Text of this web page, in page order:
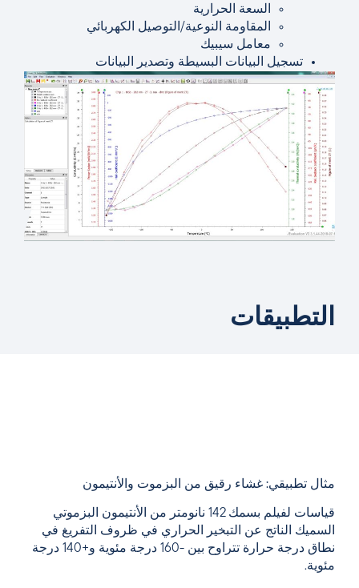
السعة الحرارية
المقاومة النوعية/التوصيل الكهربائي
معامل سيبيك
تسجيل البيانات البسيطة وتصدير البيانات
التطبيقات
مثال تطبيقي: غشاء رقيق من البزموت والأنتيمون
قياسات لفيلم بسمك 142 نانومتر من الأنتيمون البزموتي
السميك الناتج عن التبخير الحراري في ظروف التفريغ في
نطاق درجة حرارة تتراوح بين -160 درجة مئوية و+140 درجة
مئوية.